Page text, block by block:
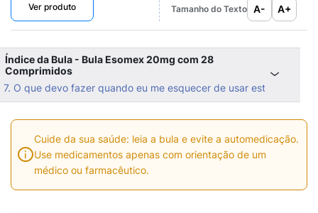
Ver produto Tamanho do Texto A- A+
Índice da Bula - Bula Esomex 20mg com 28
Comprimidos
7. O que devo fazer quando eu me esquecer de usar este
Cuide da sua saúde: leia a bula e evite a automedicação.
Use medicamentos apenas com orientação de um
médico ou farmacêutico.